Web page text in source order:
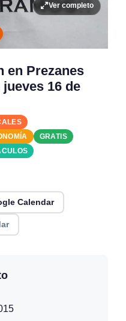
Ver completo
en Prezanes
16 de
GRATIS
Calendar